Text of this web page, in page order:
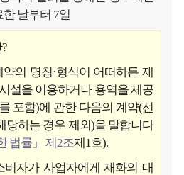
날부터 7일
?
의 명칭·형식이 어떠하든 재
설을 이용하거나 용역을 제공
포함)에 관한 다음의 계약(선
당하는 경우 제외)을 말합니다
법률」 제2조제1호).
비자가 사업자에게 재화의 대